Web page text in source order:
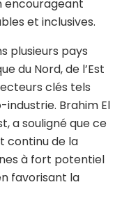
encourageant
et inclusives.
plusieurs pays
du Nord, de l’Est
clés tels
industrie. Brahim El
a souligné que ce
continu de la
à fort potentiel
favorisant la